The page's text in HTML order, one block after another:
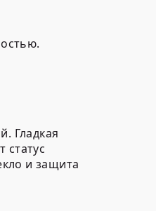
Гладкая
и защита